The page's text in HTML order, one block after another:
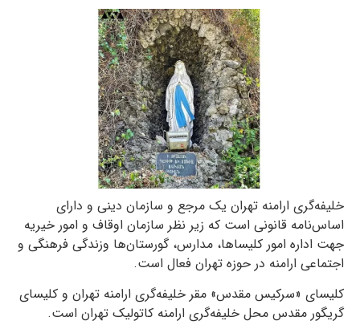
خلیفه‌گری ارامنه تهران یک مرجع و سازمان دینی و دارای
اساس‌نامه قانونی است که زیر نظر سازمان اوقاف و امور خیریه
جهت اداره امور کلیساها، مدارس، گورستان‌ها وزندگی فرهنگی و
اجتماعی ارامنه در حوزه تهران فعال است.
کلیسای «سرکیس مقدس» مقر خلیفه‌گری ارامنه تهران و کلیسای
گریگور مقدس محل خلیفه‌گری ارامنه کاتولیک تهران است.